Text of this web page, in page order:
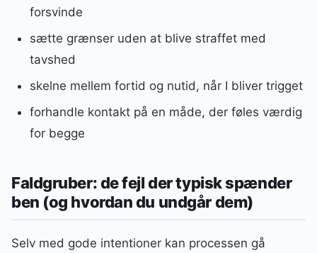
forsvinde
sætte grænser uden at blive straffet med
tavshed
skelne mellem fortid og nutid, når I bliver trigget
forhandle kontakt på en måde, der føles værdig
for begge
Faldgruber: de fejl der typisk spænder
ben (og hvordan du undgår dem)
Selv med gode intentioner kan processen gå